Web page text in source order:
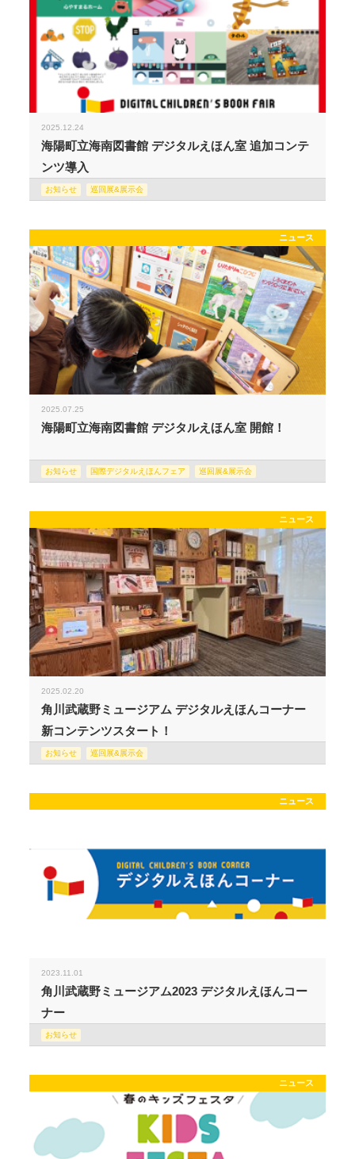
2025.12.24
海陽町立海南図書館 デジタルえほん室 追加コンテ
ンツ導入
お知らせ 巡回展&展示会
ニュース
2025.07.25
海陽町立海南図書館 デジタルえほん室 開館！
お知らせ 国際デジタルえほんフェア 巡回展&展示会
ニュース
2025.02.20
角川武蔵野ミュージアム デジタルえほんコーナー
新コンテンツスタート！
お知らせ 巡回展&展示会
ニュース
2023.11.01
角川武蔵野ミュージアム2023 デジタルえほんコー
ナー
お知らせ
ニュース